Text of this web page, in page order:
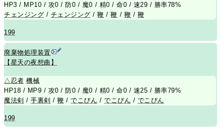
HP3 / MP10 / 攻0 / 防0 / 魔0 / 精0 / 命0 / 速29 / 勝率78%
チェンジング / チェンジング /鞭 /鞭 / 鞭 / 鞭
199
廃棄物処理装置
【星天の夜想曲】
△ 忍者 機械
HP18 / MP9 / 攻0 / 防0 / 魔0 / 精0 / 命0 / 速25 / 勝率79%
魔法剣 /手裏剣 /鞭 /でこぴん / でこぴん / でこぴん
199